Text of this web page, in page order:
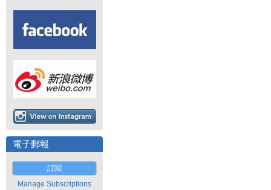
電子郵報
訂閱
Manage Subscriptions